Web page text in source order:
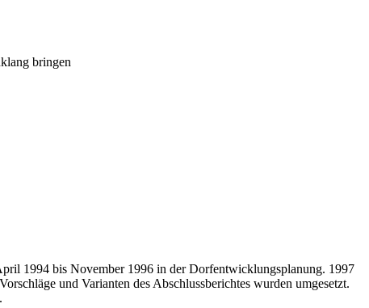
bringen
1994 bis November 1996 in der Dorfentwicklungsplanung. 1997
und Varianten des Abschlussberichtes wurden umgesetzt.